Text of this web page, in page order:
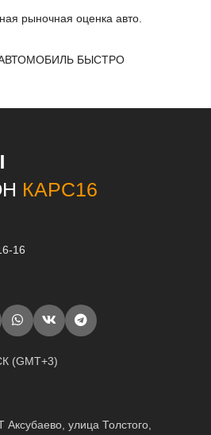
рыночная оценка авто.
БЫСТРО
КАРС16
16
(GMT+3)
Аксубаево, улица Толстого,